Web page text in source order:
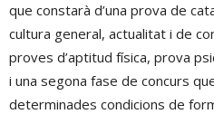
que constarà d’una prova de
cultura general, actualitat i de
proves d’aptitud física, prova
i una segona fase de concurs
determinades condicions de